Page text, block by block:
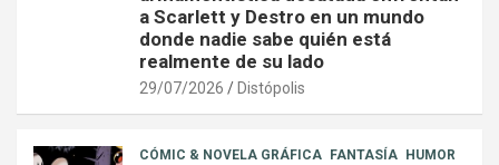
a Scarlett y Destro en un mundo
donde nadie sabe quién está
realmente de su lado
29/07/2026 Distópolis
CÓMIC & NOVELA GRÁFICA FANTASÍA HUMOR